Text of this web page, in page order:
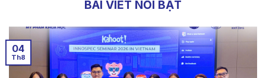
BÀI VIẾT NỔI BẬT
04
Th8